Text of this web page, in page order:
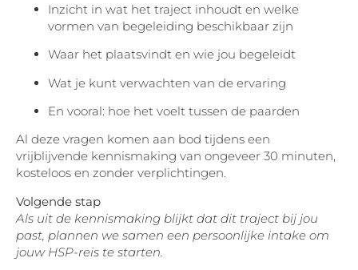
Inzicht in wat het traject inhoudt en welke
vormen van begeleiding beschikbaar zijn
Waar het plaatsvindt en wie jou begeleidt
Wat je kunt verwachten van de ervaring
En vooral: hoe het voelt tussen de paarden
Al deze vragen komen aan bod tijdens een
vrijblijvende kennismaking van ongeveer 30 minuten,
kosteloos en zonder verplichtingen.
Volgende stap
Als uit de kennismaking blijkt dat dit traject bij jou
past, plannen we samen een persoonlijke intake om
jouw HSP-reis te starten.